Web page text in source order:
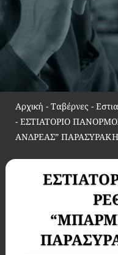
Αρχική - Ταβέρνες -
- ΕΣΤΙΑΤΟΡΙΟ
ΑΝΔΡΕΑΣ”